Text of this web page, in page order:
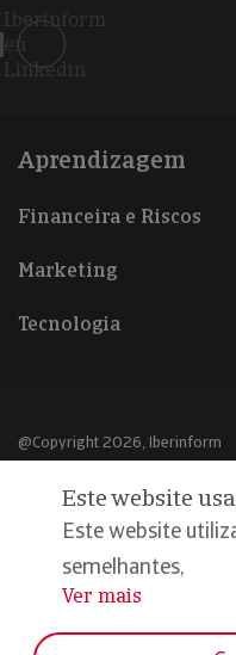
Iberinform
en
Linkedin
Aprendizagem
Financeira e Riscos
Marketing
Tecnologia
@Copyright 2026, Iberinform
Aviso legal
Política de cookies
Declaração de privacidade
Este website
Este website
semelhantes,
...
Ver mais